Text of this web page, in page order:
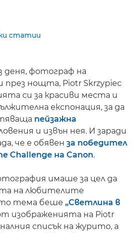
статии
деня, фотограф на
през нощта, Piotr Skrzypiec
си за красиви места и
експонация, за да
пейзажна
и извън нея. И заради
че е обявен за победител
Challenge на Canon.
имаше за цел да
на любителите
тема беше „Светлина в
изображенията на Piotr
списък на журито, а